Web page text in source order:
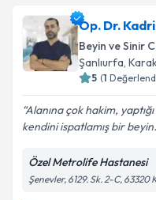
Op. Dr.
Beyin ve Sinir
Şanlıurfa,
5 (1
Alanına çok hakim,
kendini ispatlamış bir
Özel Metrolife Hastanesi
Şenevler, 6129. Sk. 2-C,